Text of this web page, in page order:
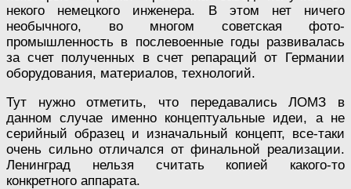
некого немецкого инженера. В этом нет ничего
необычного, во многом советская фото-
промышленность в послевоенные годы развивалась
за счет полученных в счет репараций от Германии
оборудования, материалов, технологий.
Тут нужно отметить, что передавались ЛОМЗ в
данном случае именно концептуальные идеи, а не
серийный образец и изначальный концепт, все-таки
очень сильно отличался от финальной реализации.
Ленинград нельзя считать копией какого-то
конкретного аппарата.